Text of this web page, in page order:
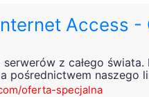
Access -
z całego
pośrednictwem naszego
oferta-specjalna